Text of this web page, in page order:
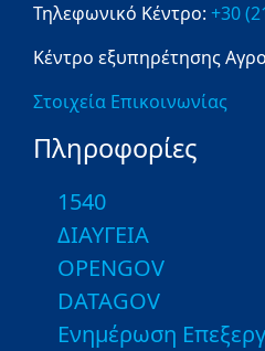
Τηλεφωνικό Κέντρο: +30
Κέντρο εξυπηρέτησης
Στοιχεία Επικοινωνίας
Πληροφορίες
1540
ΔΙΑΥΓΕΙΑ
OPENGOV
DATAGOV
Ενημέρωση